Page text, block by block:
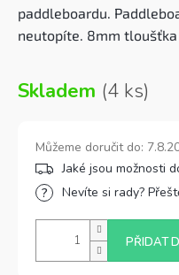
Skladem (4 ks)
Můžeme doručit do:
Nevíte si rady?
PŘIDAT
paddleboardu.
neutopíte. 8mm tloušťka